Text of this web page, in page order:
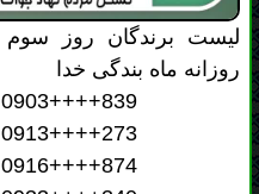
با برندگان این رویداد،
ارتش جمهوری اسلامی
تماس گرفته خواهد شد.